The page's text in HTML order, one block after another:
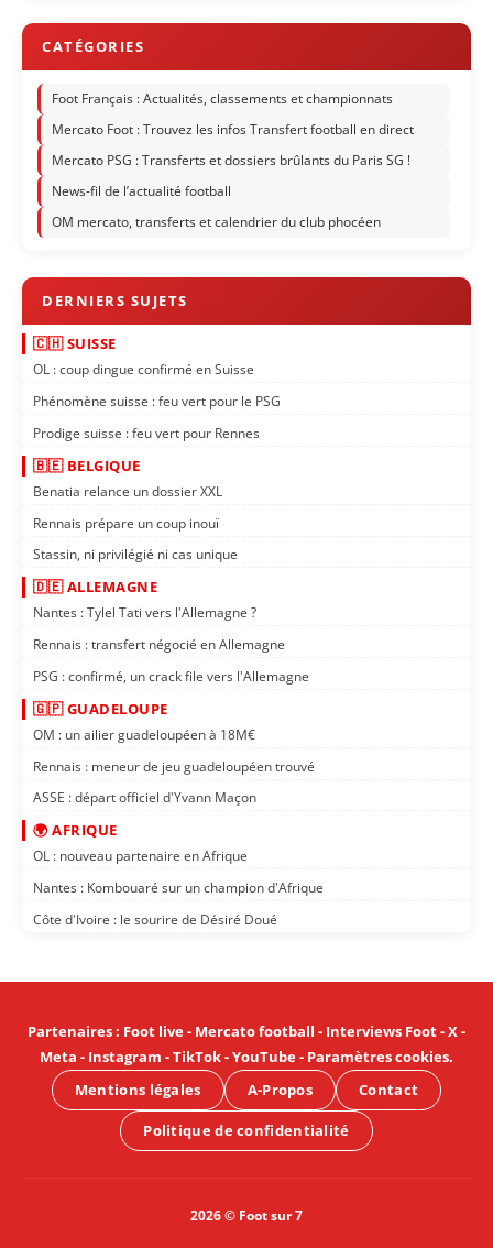
Foot Français : Actualités, classements et championnats
Mercato Foot : Trouvez les infos Transfert football en direct
Mercato PSG : Transferts et dossiers brûlants du Paris SG !
News-fil de l’actualité football
OM mercato, transferts et calendrier du club phocéen
🇨🇭 SUISSE
OL : coup dingue confirmé en Suisse
Phénomène suisse : feu vert pour le PSG
Prodige suisse : feu vert pour Rennes
🇧🇪 BELGIQUE
Benatia relance un dossier XXL
Rennais prépare un coup inouï
Stassin, ni privilégié ni cas unique
🇩🇪 ALLEMAGNE
Nantes : Tylel Tati vers l'Allemagne ?
Rennais : transfert négocié en Allemagne
PSG : confirmé, un crack file vers l'Allemagne
🇬🇵 GUADELOUPE
OM : un ailier guadeloupéen à 18M€
Rennais : meneur de jeu guadeloupéen trouvé
ASSE : départ officiel d'Yvann Maçon
🌍 AFRIQUE
OL : nouveau partenaire en Afrique
Nantes : Kombouaré sur un champion d'Afrique
Côte d'Ivoire : le sourire de Désiré Doué
Partenaires: Foot live- Mercato football - Interviews Foot-X-
Meta - Instagram -TikTok-YouTube- Paramètres cookies.
Mentions légales
A-Propos Contact
Politique de confidentialité
2026 © Foot sur 7